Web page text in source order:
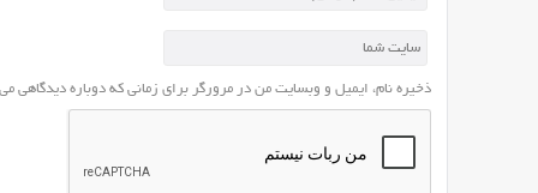
ذخیره نام، ایمیل و وبسایت من در مرورگر برای زمانی که دوباره دیدگاهی